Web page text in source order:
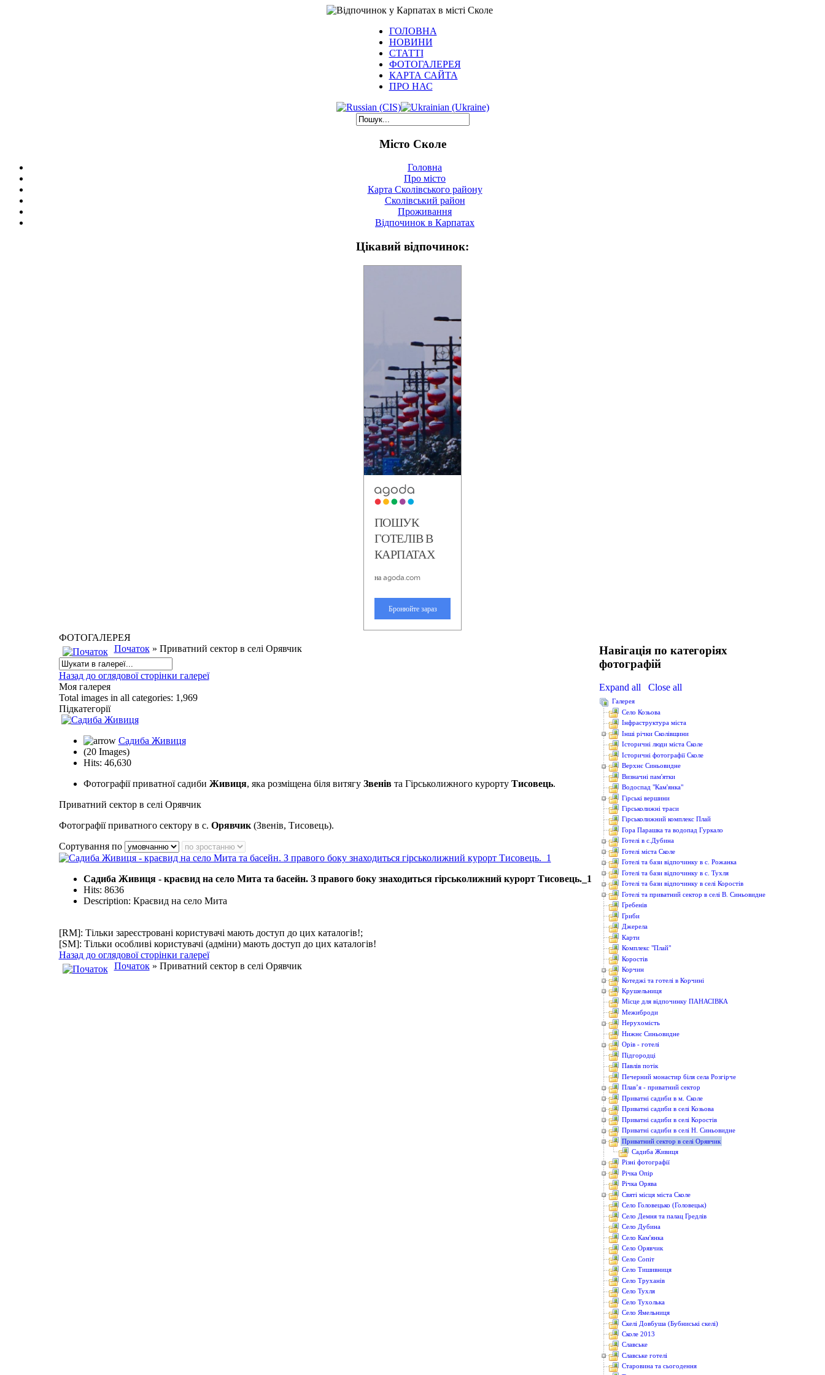
ГОЛОВНА
НОВИНИ
СТАТТІ
ФОТОГАЛЕРЕЯ
КАРТА САЙТА
ПРО НАС
Місто Сколе
Головна
Про місто
Карта Сколівського району
Сколівський район
Проживання
Відпочинок в Карпатах
Цікавий відпочинок:
ФОТОГАЛЕРЕЯ
Початок» Приватний сектор в селі Орявчик
Назад до оглядової сторінки галереї
Моя галерея
Total images in all categories: 1,969
Підкатегорії
Садиба Живиця
(20 Images)
Hits: 46,630
Фотографії приватної садиби Живиця, яка розміщена біля витягу Звенівта Гірськолижного курорту Тисовець.
Приватний сектор в селі Орявчик
Фотографії приватного сектору в с. Орявчик(Звенів, Тисовець).
Сортування по
Садиба Живиця - краєвид на село Мита та басейн. З правого боку знаходиться гірськолижний курорт Тисовець._1
Hits: 8636
Description: Краєвид на село Мита
[RM]: Тільки зареєстровані користувачі мають доступ до цих каталогів!;
[SM]: Тільки особливі користувачі (адміни) мають доступ до цих каталогів!
Назад до оглядової сторінки галереї
Початок» Приватний сектор в селі Орявчик
Навігація по категоріях
фотографій
Expand all Close all
Галерея
Cело Козьова
Інфраструктура міста
Інші річки Сколівщини
Історичні люди міста Сколе
Історичні фотографії Сколе
Верхнє Синьовидне
Визначні пам'ятки
Водоcпад "Кам'янка"
Гірські вершини
Гірськолижні траси
Гірськолижний комплекс Плай
Гора Парашка та водопад Гуркало
Готелі в с.Дубина
Готелі міста Сколе
Готелі та бази відпочинку в с. Рожанка
Готелі та бази відпочинку в с. Тухля
Готелі та бази відпочинку в селі Коростів
Готелі та приватний сектор в селі В. Синьовидне
Гребенів
Гриби
Джерела
Карти
Комплекс "Плай"
Коростів
Корчин
Котеджі та готелі в Корчині
Крушельниця
Місце для відпочинку ПАНАСІВКА
Межиброди
Нерухомість
Нижнє Синьовидне
Орів - готелі
Підгородці
Павлів потік
Печерний монастир біля села Розгірче
Плав’я - приватний сектор
Приватні садиби в м. Сколе
Приватні садиби в селі Козьова
Приватні садиби в селі Коростів
Приватні садиби в селі Н. Синьовидне
Приватний сектор в селі Орявчик
Садиба Живиця
Різні фотографії
Річка Опір
Річка Орява
Святі місця міста Сколе
Село Головецько (Головецьк)
Село Демня та палац Гредлів
Село Дубина
Село Кам'янка
Село Орявчик
Село Сопіт
Село Тишивниця
Село Труханів
Село Тухля
Село Тухолька
Село Ямельниця
Скелі Довбуша (Бубниські скелі)
Сколе 2013
Славське
Славське готелі
Старовина та сьогодення